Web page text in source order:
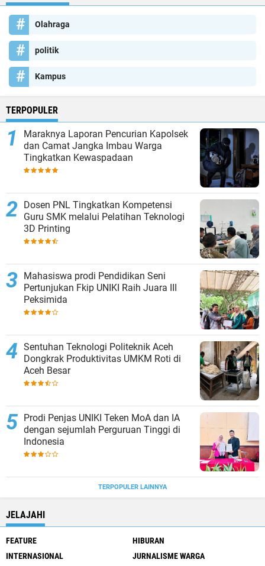
Olahraga
politik
Kampus
TERPOPULER
Maraknya Laporan Pencurian Kapolsek
dan Camat Jangka Imbau Warga
Tingkatkan Kewaspadaan
Dosen PNL Tingkatkan Kompetensi
Guru SMK melalui Pelatihan Teknologi
3D Printing
Mahasiswa prodi Pendidikan Seni
Pertunjukan Fkip UNIKI Raih Juara III
Peksimida
Sentuhan Teknologi Politeknik Aceh
Dongkrak Produktivitas UMKM Roti di
Aceh Besar
Prodi Penjas UNIKI Teken MoA dan IA
dengan sejumlah Perguruan Tinggi di
Indonesia
TERPOPULER LAINNYA
JELAJAHI
FEATURE
HIBURAN
INTERNASIONAL
JURNALISME WARGA